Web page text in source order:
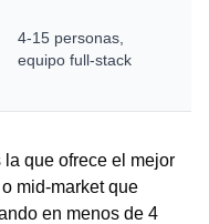
4-15 personas,
equipo full-stack
la que ofrece el mejor
mid-market que
en menos de 4